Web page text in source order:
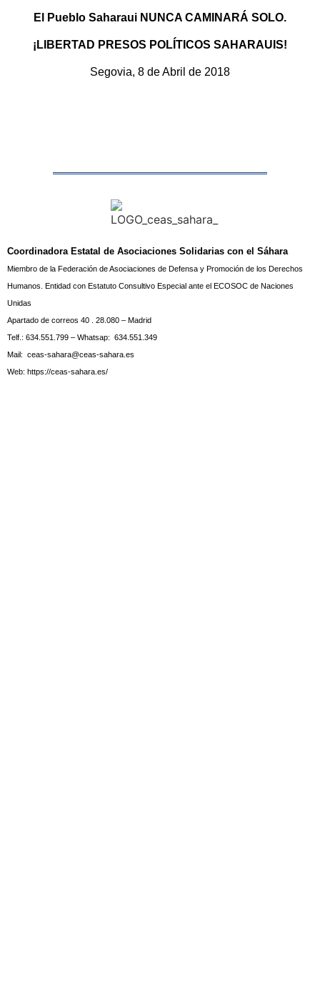
El Pueblo Saharaui NUNCA CAMINARÁ SOLO.
¡LIBERTAD PRESOS POLÍTICOS SAHARAUIS!
Segovia, 8 de Abril de 2018
Coordinadora Estatal de Asociaciones Solidarias con el Sáhara
Miembro de la Federación de Asociaciones de Defensa y Promoción de los Derechos
Humanos. Entidad con Estatuto Consultivo Especial ante el ECOSOC de Naciones
Unidas
Apartado de correos 40 . 28.080 – Madrid
Telf.: 634.551.799 – Whatsap: 634.551.349
Mail: ceas-sahara@ceas-sahara.es
Web: https://ceas-sahara.es/